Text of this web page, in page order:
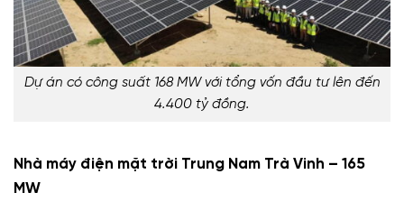
Dự án có công suất 168 MW với tổng vốn đầu tư lên đến
4.400 tỷ đồng.
Nhà máy điện mặt trời Trung Nam Trà Vinh – 165
MW